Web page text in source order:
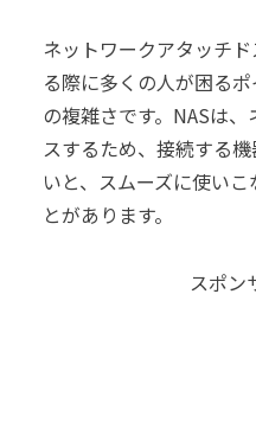
ネットワークアタッチ
る際に多くの人が困る
の複雑さです。NASは
スするため、接続する
いと、スムーズに使い
とがあります。
スポン